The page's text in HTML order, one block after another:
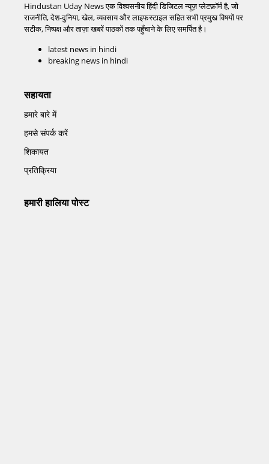
Hindustan Uday News एक विश्वसनीय हिंदी डिजिटल न्यूज़ प्लेटफ़ॉर्म है, जो
राजनीति, देश-दुनिया, खेल, व्यवसाय और लाइफस्टाइल सहित सभी प्रमुख विषयों पर
सटीक, निष्पक्ष और ताज़ा खबरें पाठकों तक पहुँचाने के लिए समर्पित है।
latest news in hindi
breaking news in hindi
सहायता
हमारे बारे में
हमसे संपर्क करें
शिकायत
प्रतिक्रिया
हमारी हालिया पोस्ट